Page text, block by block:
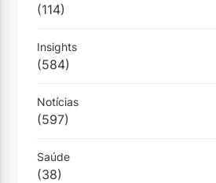
(114)
Insights
(584)
Notícias
(597)
Saúde
(38)